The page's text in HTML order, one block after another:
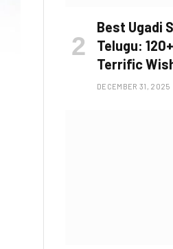
Best Ugadi
Telugu:
Terrific
DECEMBER 31, 2025